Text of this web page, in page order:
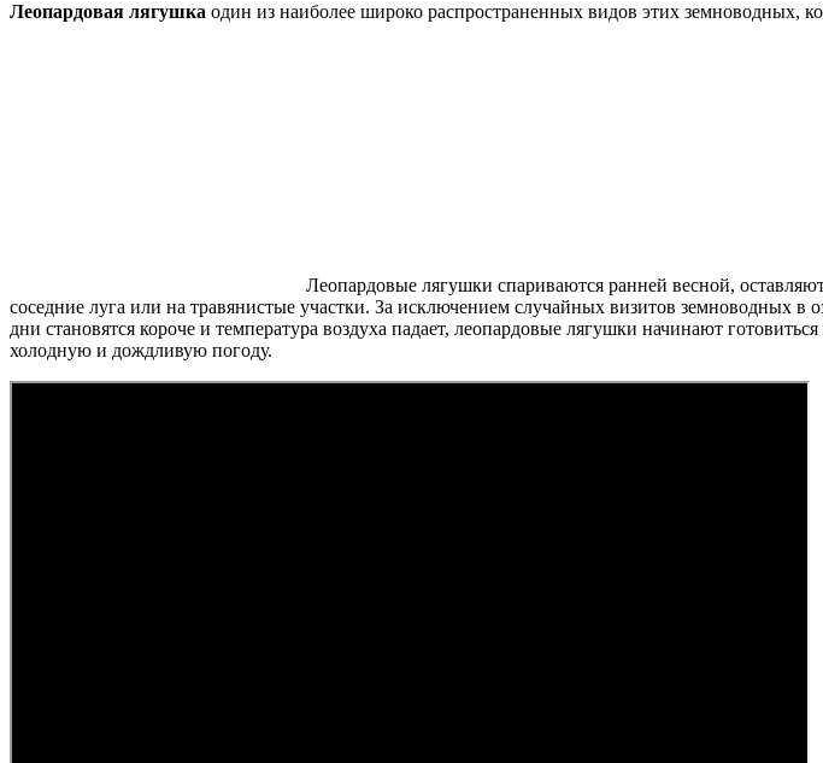
Леопардовая лягушка один из наиболее широко распространенных видов этих земноводных,
Леопардовые лягушки спариваются ранней весной,
соседние луга или на травянистые участки. За исключением случайных визитов земноводных
дни становятся короче и температура воздуха падает, леопардовые лягушки начинают
холодную и дождливую погоду.